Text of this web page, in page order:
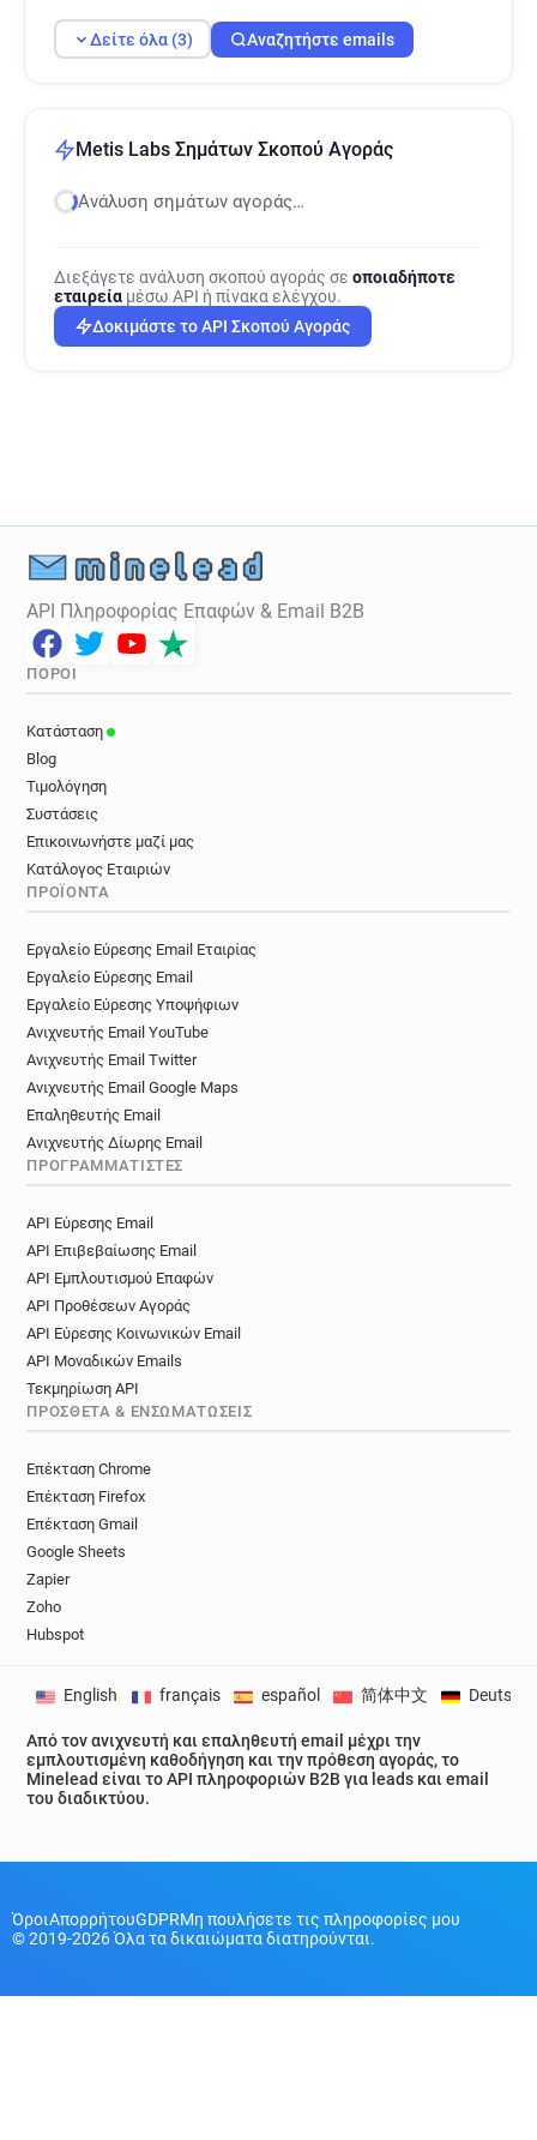
Δείτε όλα (3) Αναζητήστε emails
Metis Labs Σημάτων Σκοπού Αγοράς
Ανάλυση σημάτων αγοράς…
Διεξάγετε ανάλυση σκοπού αγοράς σε οποιαδήποτε
εταιρεία μέσω API ή πίνακα ελέγχου.
Δοκιμάστε το API Σκοπού Αγοράς
API Πληροφορίας Επαφών & Email B2B
ΠΌΡΟΙ
Κατάσταση
Blog
Τιμολόγηση
Συστάσεις
Επικοινωνήστε μαζί μας
Κατάλογος Εταιριών
ΠΡΟΪΌΝΤΑ
Εργαλείο Εύρεσης Email Εταιρίας
Εργαλείο Εύρεσης Email
Εργαλείο Εύρεσης Υποψήφιων
Ανιχνευτής Email YouTube
Ανιχνευτής Email Twitter
Ανιχνευτής Email Google Maps
Επαληθευτής Email
Ανιχνευτής Δίωρης Email
ΠΡΟΓΡΑΜΜΑΤΙΣΤΈΣ
API Εύρεσης Email
API Επιβεβαίωσης Email
API Εμπλουτισμού Επαφών
API Προθέσεων Αγοράς
API Εύρεσης Κοινωνικών Email
API Μοναδικών Emails
Τεκμηρίωση API
ΠΡΌΣΘΕΤΑ & ΕΝΣΩΜΑΤΏΣΕΙΣ
Επέκταση Chrome
Επέκταση Firefox
Επέκταση Gmail
Google Sheets
Zapier
Zoho
Hubspot
Από τον ανιχνευτή και επαληθευτή email μέχρι την
εμπλουτισμένη καθοδήγηση και την πρόθεση αγοράς, το
Minelead είναι το API πληροφοριών B2B για leads και email
του διαδικτύου.
English français español 简体中文 Deutsch
ΌροιΑπορρήτουGDPRΜη πουλήσετε τις πληροφορίες μου
© 2019-2026 Όλα τα δικαιώματα διατηρούνται.